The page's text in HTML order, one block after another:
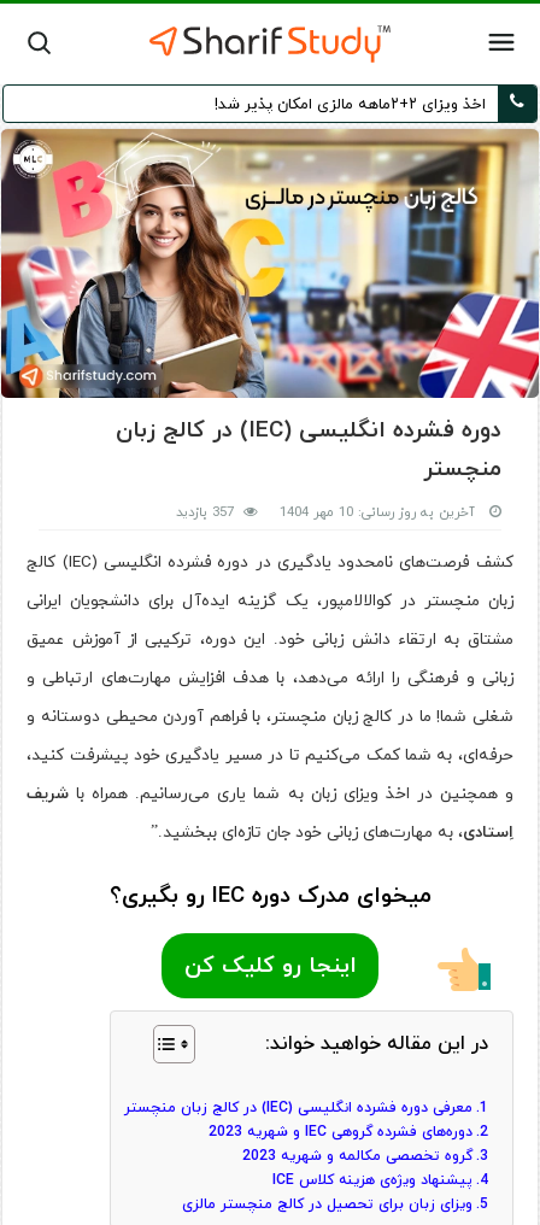
اخذ ویزای ۲+۲ماهه مالزی امکان پذیر شد!
دوره فشرده انگلیسی (IEC) در کالج زبان
منچستر
آخرین به روز رسانی: 10 مهر 1404 357 بازدید
کشف فرصت‌های نامحدود یادگیری در دوره فشرده انگلیسی (IEC) کالج
زبان منچستر در کوالالامپور، یک گزینه ایده‌آل برای دانشجویان ایرانی
مشتاق به ارتقاء دانش زبانی خود. این دوره، ترکیبی از آموزش عمیق
زبانی و فرهنگی را ارائه می‌دهد، با هدف افزایش مهارت‌های ارتباطی و
شغلی شما! ما در کالج زبان منچستر، با فراهم آوردن محیطی دوستانه و
حرفه‌ای، به شما کمک می‌کنیم تا در مسیر یادگیری خود پیشرفت کنید،
و همچنین در اخذ ویزای زبان به شما یاری می‌رسانیم. همراه با شریف
اِستادی، به مهارت‌های زبانی خود جان تازه‌ای ببخشید.”
میخوای مدرک دوره IEC رو بگیری؟
اینجا رو کلیک کن
در این مقاله خواهید خواند:
معرفی دوره فشرده انگلیسی (IEC) در کالج زبان منچستر
دوره‌های فشرده گروهی IEC و شهریه 2023
گروه تخصصی مکالمه و شهریه 2023
پیشنهاد ویژه‌ی هزینه کلاس ICE
ویزای زبان برای تحصیل در کالج منچستر مالزی